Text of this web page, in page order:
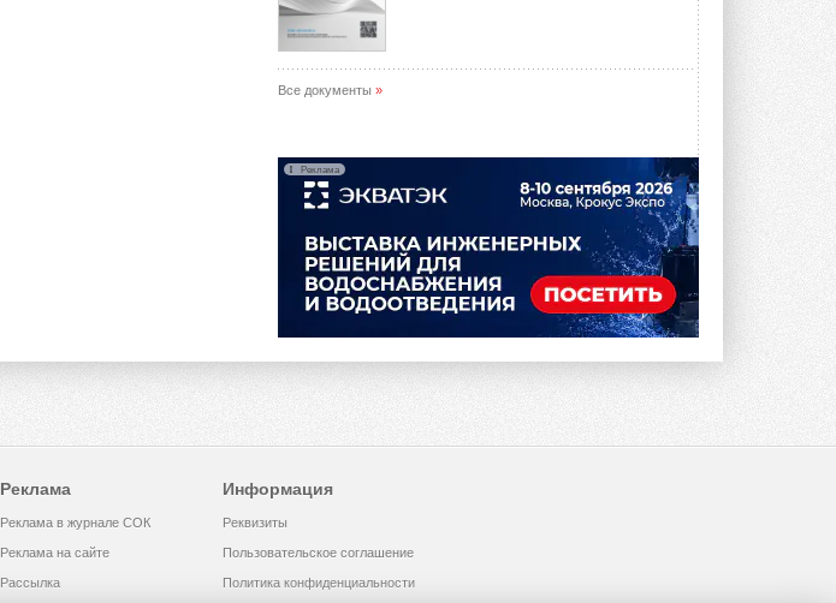
Все документы »
Реклама
Реклама
Реклама в журнале СОК
Реклама на сайте
Рассылка
Информация
Реквизиты
Пользовательское соглашение
Политика конфиденциальности